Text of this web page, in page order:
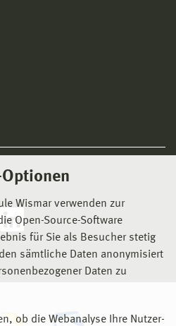
Wismar verwenden zur
Open-Source-Software
für Sie als Besucher stetig
sämtliche Daten anonymisiert
Daten zu
ob die Webanalyse Ihre Nutzer-